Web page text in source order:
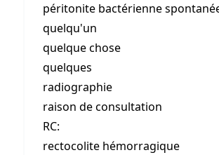
péritonite bactérienne
quelqu'un
quelque chose
quelques
radiographie
raison de consultation
RC:
rectocolite hémorragique